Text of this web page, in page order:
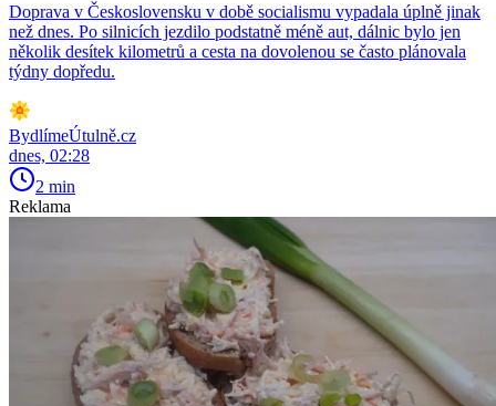
Doprava v Československu v době socialismu vypadala úplně jinak
než dnes. Po silnicích jezdilo podstatně méně aut, dálnic bylo jen
několik desítek kilometrů a cesta na dovolenou se často plánovala
týdny dopředu.
BydlímeÚtulně.cz
dnes, 02:28
2 min
Reklama